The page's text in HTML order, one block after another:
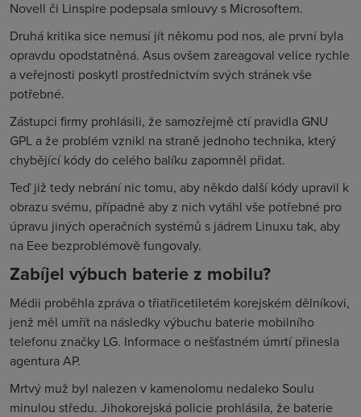
Novell či Linspire podepsala smlouvy s Microsoftem.
Druhá kritika sice nemusí jít někomu pod nos, ale první byla
opravdu opodstatněná. Asus ovšem zareagoval velice rychle
a veřejnosti poskytl prostřednictvím svých stránek vše
potřebné.
Zástupci firmy prohlásili, že samozřejmě ctí pravidla GNU
GPL a že problém vznikl na straně jednoho technika, který
chybějící kódy do celého balíku zapomněl přidat.
Teď již tedy nebrání nic tomu, aby někdo další kódy upravil k
obrazu svému, případně aby z nich vytáhl vše potřebné pro
úpravu jiných operačních systémů s jádrem Linuxu tak, aby
na Eee bezproblémově fungovaly.
Zabíjel výbuch baterie z mobilu?
Médii proběhla zpráva o třiatřicetiletém korejském dělníkovi,
jenž měl umřít na následky výbuchu baterie mobilního
telefonu značky LG. Informace o nešťastném úmrtí přinesla
agentura AP.
Mrtvý muž byl nalezen v kamenolomu nedaleko Soulu
minulou středu. Jihokorejská policie prohlásila, že baterie